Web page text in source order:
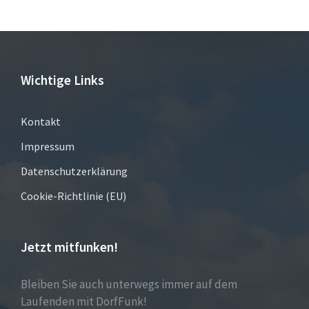
Wichtige Links
Kontakt
Impressum
Datenschutzerklärung
Cookie-Richtlinie (EU)
Jetzt mitfunken!
Bleiben Sie auch unterwegs immer auf dem
Laufenden mit DorfFunk!